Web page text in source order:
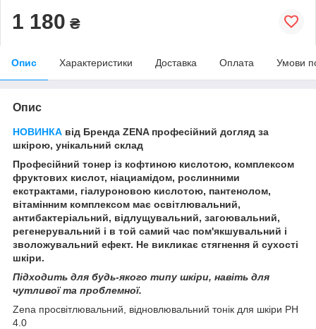
1 180 ₴
Опис Характеристики Доставка Оплата Умови
Опис
НОВИНКА від Бренда ZENA професійний догляд за
шкірою, унікальний склад
Професійний тонер із кофтиною кислотою, комплексом
фруктових кислот, ніациамідом, рослинними
екстрактами, гіалуроновою кислотою, пантенолом,
вітамінним комплексом має освітлювальний,
антибактеріальний, відлущувальний, загоювальний,
регенерувальний і в той самий час пом'якшувальний і
зволожувальний ефект. Не викликає стягнення й сухості
шкіри.
Підходить для будь-якого типу шкіри, навіть для
чутливої та проблемної.
Zena просвітлювальний, відновлювальний тонік для шкіри PH
4.0